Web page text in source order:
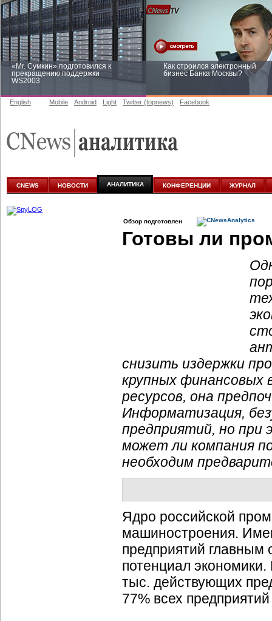
«Mr. Сумкин» подготовился к
прекращению поддержки
WS2003
Как строился электронный
бизнес Банка Москвы?
аналитике
English Mobile Android Light Twitter (topnews) Facebook
CNEWS НОВОСТИ АНАЛИТИКА КОНФЕРЕНЦИИ ЖУРНАЛ
Обзор подготовлен
Готовы ли
снизить издержки
крупных финансовых
ресурсов, она
Информатизация,
предприятий, но при
может ли компания
необходим
Ядро российской
машиностроения.
предприятий главным
потенциал
тыс. действующих
77% всех